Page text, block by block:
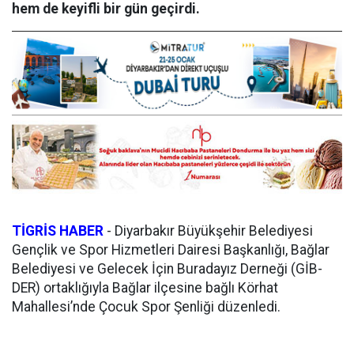
hem de keyifli bir gün geçirdi.
TİGRİS HABER - Diyarbakır Büyükşehir Belediyesi
Gençlik ve Spor Hizmetleri Dairesi Başkanlığı, Bağlar
Belediyesi ve Gelecek İçin Buradayız Derneği (GİB-
DER) ortaklığıyla Bağlar ilçesine bağlı Körhat
Mahallesi’nde Çocuk Spor Şenliği düzenledi.